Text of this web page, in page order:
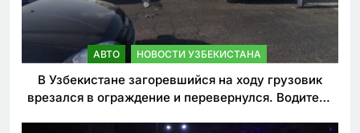
АВТО НОВОСТИ УЗБЕКИСТАНА
В Узбекистане загоревшийся на ходу грузовик
врезался в ограждение и перевернулся. Водитель